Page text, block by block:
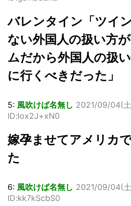
バレンタイン「ツイ
ない外国人の扱い方
ムだから外国人の扱
に行くべきだった」
5: 風吹けば名無し 2021/09/04(
ID:lox2J+xN0
嫁孕ませてアメリカ
た
6: 風吹けば名無し 2021/09/04(
ID:kk7kScbS0